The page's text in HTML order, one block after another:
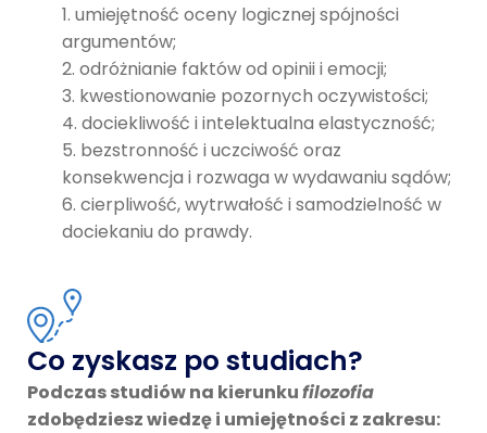
umiejętność oceny logicznej spójności
argumentów;
odróżnianie faktów od opinii i emocji;
kwestionowanie pozornych oczywistości;
dociekliwość i intelektualna elastyczność;
bezstronność i uczciwość oraz
konsekwencja i rozwaga w wydawaniu sądów;
cierpliwość, wytrwałość i samodzielność w
dociekaniu do prawdy.
Co zyskasz po studiach?
Podczas studiów na kierunkufilozofia
zdobędziesz wiedzę i umiejętności z zakresu: